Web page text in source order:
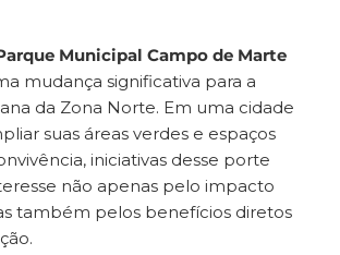
Municipal Campo de Marte
mudança significativa para a
da Zona Norte. Em uma cidade
suas áreas verdes e espaços
iniciativas desse porte
não apenas pelo impacto
também pelos benefícios diretos